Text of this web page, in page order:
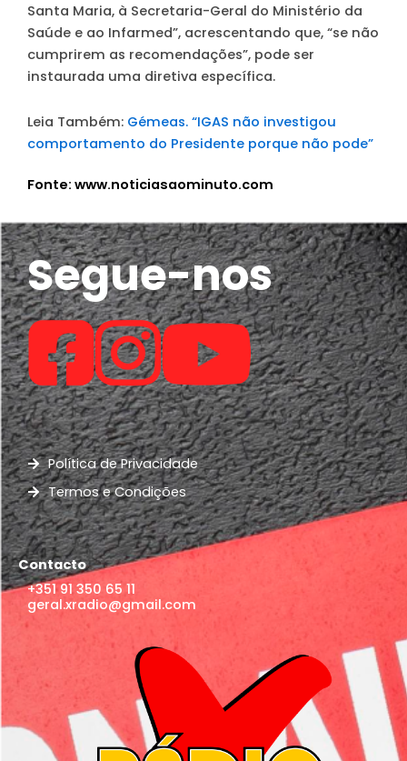
Santa Maria, à Secretaria-Geral do Ministério da
Saúde e ao Infarmed”, acrescentando que, “se não
cumprirem as recomendações”, pode ser
instaurada uma diretiva específica.
Leia Também: Gémeas. “IGAS não investigou
comportamento do Presidente porque não pode”
Fonte: www.noticiasaominuto.com
Segue-nos
Política de Privacidade
Termos e Condições
Contacto
+351 91 350 65 11
geral.xradio@gmail.com